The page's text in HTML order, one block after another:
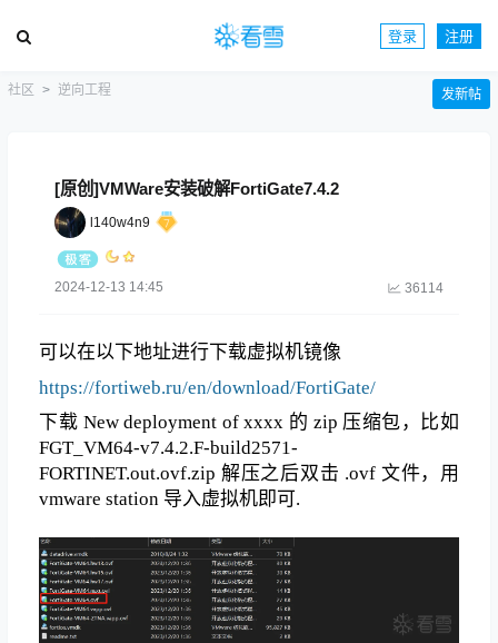
登录 注册
社区 逆向工程 发新帖
[原创]VMWare安装破解FortiGate7.4.2
l140w4n9
2024-12-13 14:45 36114
可以在以下地址进行下载虚拟机镜像
https://fortiweb.ru/en/download/FortiGate/
下载 New deployment of xxxx 的 zip 压缩包，比如
FGT_VM64-v7.4.2.F-build2571-
FORTINET.out.ovf.zip 解压之后双击 .ovf 文件，用
vmware station 导入虚拟机即可.